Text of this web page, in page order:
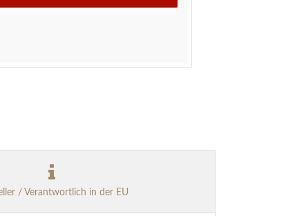
/ Verantwortlich in der EU